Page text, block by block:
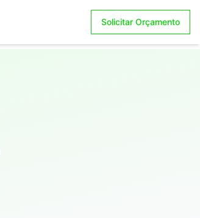
Solicitar Orçamento